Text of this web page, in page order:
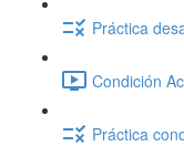
Práctica
Condición
Práctica